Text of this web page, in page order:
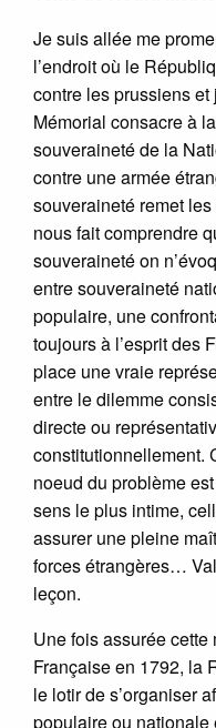
Je suis allée me
l’endroit où le
contre les prussiens et
Mémorial consacre à
souveraineté de la
contre une armée
souveraineté remet
nous fait comprendre
souveraineté on
entre souveraineté
populaire, une
toujours à l’esprit des
place une vraie
entre le dilemme
directe ou
constitutionnellement.
noeud du problème
sens le plus intime,
assurer une pleine
forces étrangères…
leçon.
Une fois assurée
Française en 1792, la
le lotir de s’organiser
populaire ou